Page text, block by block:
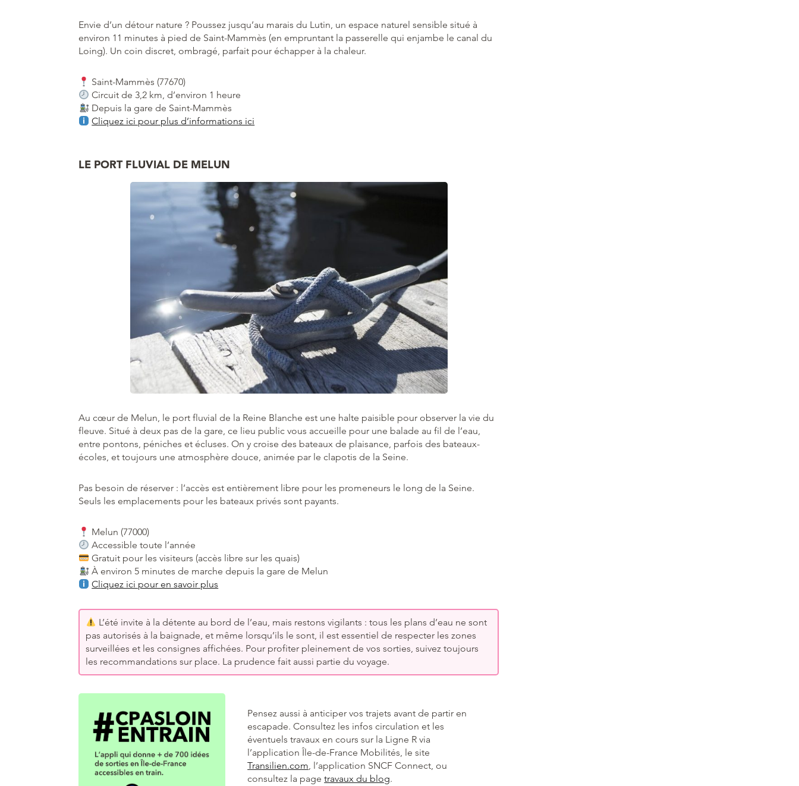
Envie d’un détour nature ? Poussez jusqu’au marais du Lutin, un espace naturel sensible situé à
environ 11 minutes à pied de Saint-Mammès (en empruntant la passerelle qui enjambe le canal du
Loing). Un coin discret, ombragé, parfait pour échapper à la chaleur.
Saint-Mammès (77670)
Circuit de 3,2 km, d’environ 1 heure
Depuis la gare de Saint-Mammès
Cliquez ici pour plus d’informations ici
LE PORT FLUVIAL DE MELUN
Au cœur de Melun, le port fluvial de la Reine Blanche est une halte paisible pour observer la vie du
fleuve. Situé à deux pas de la gare, ce lieu public vous accueille pour une balade au fil de l’eau,
entre pontons, péniches et écluses. On y croise des bateaux de plaisance, parfois des bateaux-
écoles, et toujours une atmosphère douce, animée par le clapotis de la Seine.
Pas besoin de réserver : l’accès est entièrement libre pour les promeneurs le long de la Seine.
Seuls les emplacements pour les bateaux privés sont payants.
Melun (77000)
Accessible toute l’année
Gratuit pour les visiteurs (accès libre sur les quais)
À environ 5 minutes de marche depuis la gare de Melun
Cliquez ici pour en savoir plus
L’été invite à la détente au bord de l’eau, mais restons vigilants : tous les plans d’eau ne sont
pas autorisés à la baignade, et même lorsqu’ils le sont, il est essentiel de respecter les zones
surveillées et les consignes affichées. Pour profiter pleinement de vos sorties, suivez toujours
les recommandations sur place. La prudence fait aussi partie du voyage.
Pensez aussi à anticiper vos trajets avant de partir en
escapade. Consultez les infos circulation et les
éventuels travaux en cours sur la Ligne R via
l’application Île-de-France Mobilités, le site
Transilien.com, l’application SNCF Connect, ou
consultez la pagetravaux du blog.